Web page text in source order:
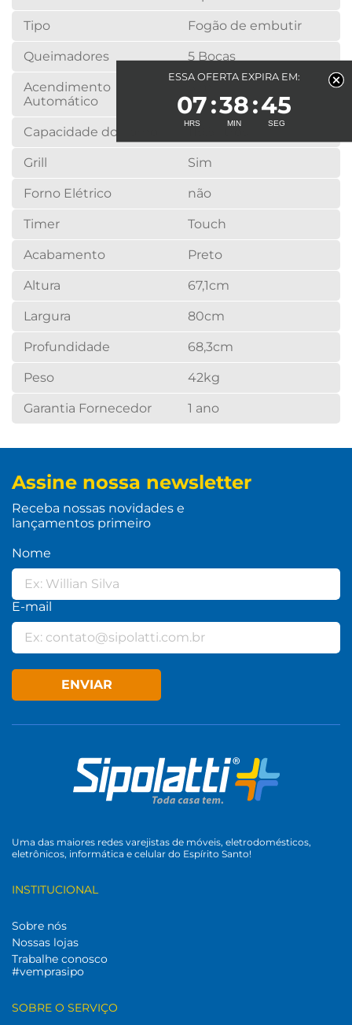
Tipo Fogão de embutir
Queimadores 5 Bocas
Acendimento
Automático
Capacidade do Forno
Grill Sim
Forno Elétrico não
Timer Touch
Acabamento Preto
Altura 67,1cm
Largura 80cm
Profundidade 68,3cm
Peso 42kg
Garantia Fornecedor 1 ano
Assine nossa newsletter
Receba nossas novidades e
lançamentos primeiro
Nome
E-mail
ENVIAR
Uma das maiores redes varejistas de móveis, eletrodomésticos,
eletrônicos, informática e celular do Espírito Santo!
INSTITUCIONAL
Sobre nós
Nossas lojas
Trabalhe conosco
#vemprasipo
SOBRE O SERVIÇO
ESSA OFERTA EXPIRA EM:
07 38 45